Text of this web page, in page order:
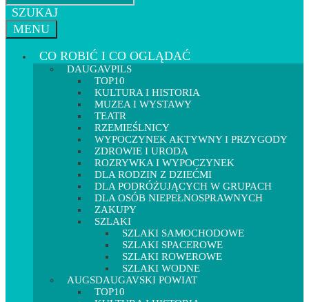
SZUKAJ
MENU
CO ROBIĆ I CO OGLĄDAĆ
DAUGAVPILS
TOP10
KULTURA I HISTORIA
MUZEA I WYSTAWY
TEATR
RZEMIEŚLNICY
WYPOCZYNEK AKTYWNY I PRZYGODY
ZDROWIE I URODA
ROZRYWKA I WYPOCZYNEK
DLA RODZIN Z DZIEĆMI
DLA PODRÓŻUJĄCYCH W GRUPACH
DLA OSÓB NIEPEŁNOSPRAWNYCH
ZAKUPY
SZLAKI
SZLAKI SAMOCHODOWE
SZLAKI SPACEROWE
SZLAKI ROWEROWE
SZLAKI WODNE
AUGSDAUGAVSKI POWIAT
TOP10